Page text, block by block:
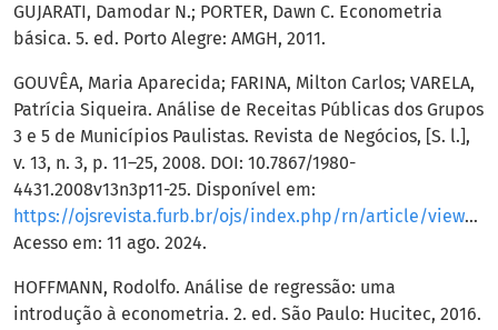
GUJARATI, Damodar N.; PORTER, Dawn C. Econometria
básica. 5. ed. Porto Alegre: AMGH, 2011.
GOUVÊA, Maria Aparecida; FARINA, Milton Carlos; VARELA,
Patrícia Siqueira. Análise de Receitas Públicas dos Grupos
3 e 5 de Municípios Paulistas. Revista de Negócios, [S. l.],
v. 13, n. 3, p. 11–25, 2008. DOI: 10.7867/1980-
4431.2008v13n3p11-25. Disponível em:
https://ojsrevista.furb.br/ojs/index.php/rn/article/view/713
Acesso em: 11 ago. 2024.
HOFFMANN, Rodolfo. Análise de regressão: uma
introdução à econometria. 2. ed. São Paulo: Hucitec, 2016.